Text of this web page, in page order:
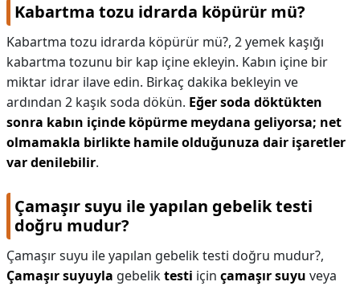
Kabartma tozu idrarda köpürür mü?
Kabartma tozu idrarda köpürür mü?, 2 yemek kaşığı
kabartma tozunu bir kap içine ekleyin. Kabın içine bir
miktar idrar ilave edin. Birkaç dakika bekleyin ve
ardından 2 kaşık soda dökün. Eğer soda döktükten
sonra kabın içinde köpürme meydana geliyorsa; net
olmamakla birlikte hamile olduğunuza dair işaretler
var denilebilir.
Çamaşır suyu ile yapılan gebelik testi
doğru mudur?
Çamaşır suyu ile yapılan gebelik testi doğru mudur?,
Çamaşır suyuyla gebeliktesti için çamaşır suyu veya